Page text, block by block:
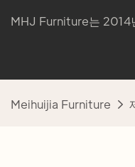
MHJ Furniture는 2014
Meihuijia Furniture